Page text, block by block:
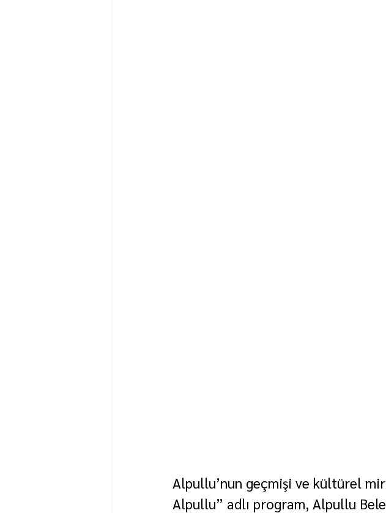
Alpullu’nun geçmişi ve kültürel
Alpullu” adlı program, Alpullu